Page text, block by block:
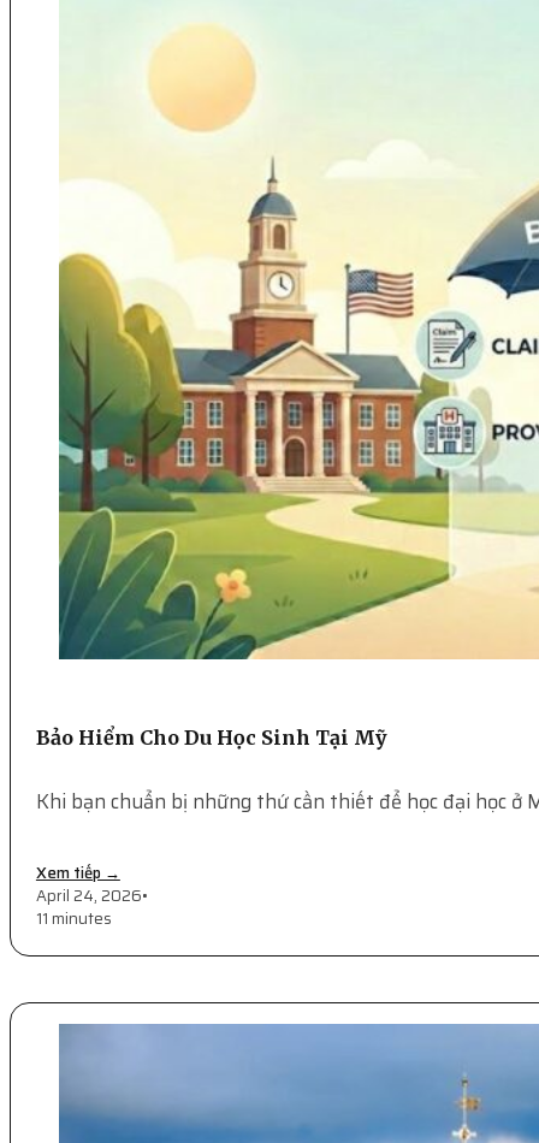
Bảo Hiểm Cho Du Học Sinh Tại Mỹ
Khi bạn chuẩn bị những thứ cần thiết để học đại học ở
Xem tiếp →
April 24, 2026•
11 minutes